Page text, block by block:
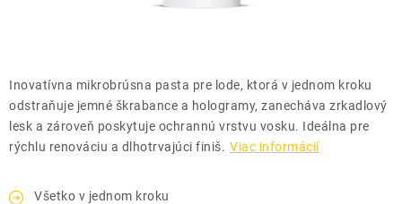
Sledovanie zásielky
Inovatívna mikrobrúsna pasta pre lode, ktorá v jednom kroku
odstraňuje jemné škrabance a hologramy, zanecháva zrkadlový
lesk a zároveň poskytuje ochrannú vrstvu vosku. Ideálna pre
rýchlu renováciu a dlhotrvajúci finiš. Viac informácií
Všetko v jednom kroku